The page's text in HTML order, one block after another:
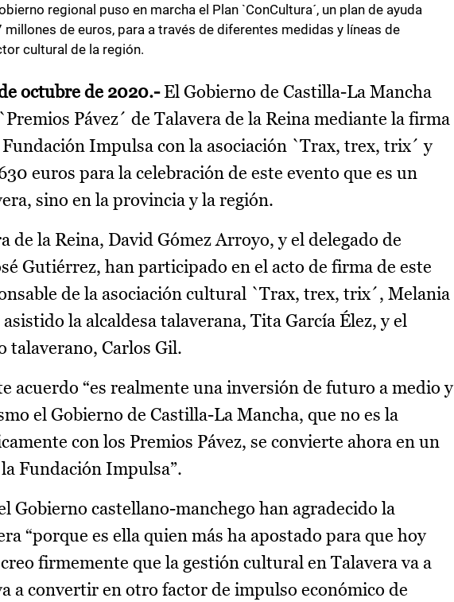
regional puso en marcha el Plan `ConCultura´, un plan de ayuda
de euros, para a través de diferentes medidas y líneas de
cultural de la región.
octubre de 2020.- El Gobierno de Castilla-La Mancha
Pávez´ de Talavera de la Reina mediante la firma
Impulsa con la asociación `Trax, trex, trix´ y
euros para la celebración de este evento que es un
sino en la provincia y la región.
de la Reina, David Gómez Arroyo, y el delegado de
Gutiérrez, han participado en el acto de firma de este
de la asociación cultural `Trax, trex, trix´, Melania
la alcaldesa talaverana, Tita García Élez, y el
talaverano, Carlos Gil.
acuerdo “es realmente una inversión de futuro a medio y
el Gobierno de Castilla-La Mancha, que no es la
con los Premios Pávez, se convierte ahora en un
Fundación Impulsa”.
Gobierno castellano-manchego han agradecido la
“porque es ella quien más ha apostado para que hoy
firmemente que la gestión cultural en Talavera va a
a convertir en otro factor de impulso económico de